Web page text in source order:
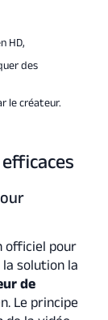
HD,
des
le créateur.
officiel pour
solution la
de
Le principe